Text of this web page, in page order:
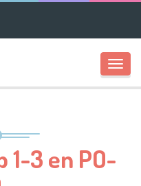
3 en PO-